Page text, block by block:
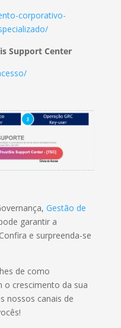
corporativo-
Support Center
Gestão de
garantir a
e surpreenda-se
de como
o crescimento da sua
nossos canais de